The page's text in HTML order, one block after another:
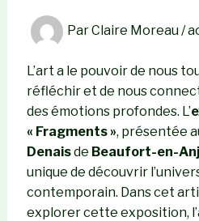
ParClaire Moreau/
L’art a le pouvoir de nous
réfléchir et de nous
des émotions profondes. L’
« Fragments », présentée
Denaisde Beaufort-en-
unique de découvrir
contemporain. Dans cet
explorer cette exposition,